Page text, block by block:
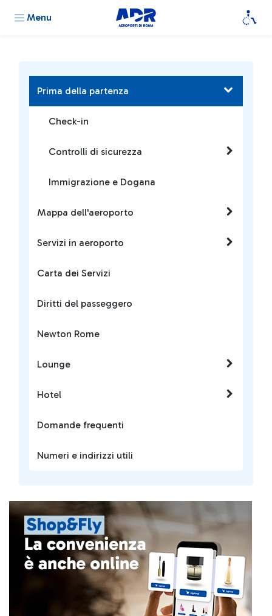
Menu
Prima della partenza
Check-in
Controlli di sicurezza
Immigrazione e Dogana
Mappa dell'aeroporto
Servizi in aeroporto
Carta dei Servizi
Diritti del passeggero
Newton Rome
Lounge
Hotel
Domande frequenti
Numeri e indirizzi utili